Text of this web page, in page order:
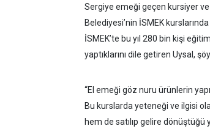
Sergiye emeği geçen kursiyer
Belediyesi’nin İSMEK
İSMEK’te bu yıl 280 bin kişi
yaptıklarını dile getiren Uysal,
“El emeği göz nuru ürünlerin
Bu kurslarda yeteneği ve ilgisi
hem de satılıp gelire dönüştüğü